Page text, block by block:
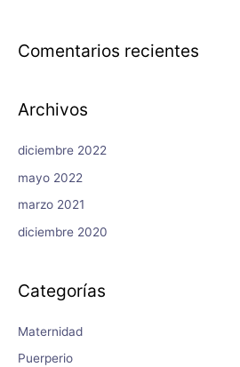
Comentarios recientes
Archivos
diciembre 2022
mayo 2022
marzo 2021
diciembre 2020
Categorías
Maternidad
Puerperio